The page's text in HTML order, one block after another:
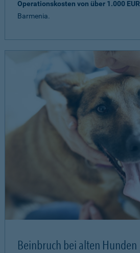
Operationskosten von über 1.000 EUR
Barmenia.
Beinbruch bei alten Hunden